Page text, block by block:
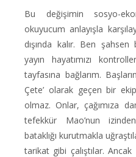
Bu değişimin sosyo-
okuyucum anlayışla
dışında kalır. Ben
yayın hayatımızı
tayfasına bağlarım.
Çete’ olarak geçen bir
olmaz. Onlar, çağımıza
tefekkür Mao’nun
bataklığı kurutmakla
tarikat gibi çalıştılar.